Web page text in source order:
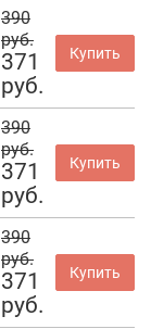
390
руб.
371
руб.
Купить
390
руб.
371
руб.
Купить
390
руб.
371
руб.
Купить